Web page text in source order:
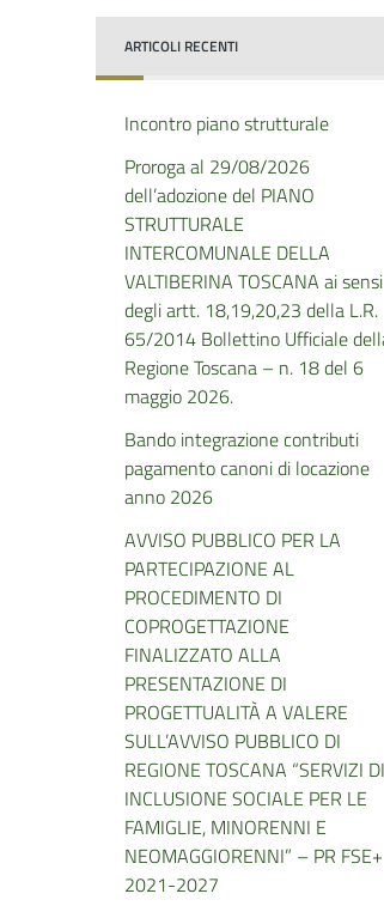
ARTICOLI RECENTI
Incontro piano strutturale
Proroga al 29/08/2026
dell’adozione del PIANO
STRUTTURALE
INTERCOMUNALE DELLA
VALTIBERINA TOSCANA ai sensi
degli artt. 18,19,20,23 della L.R.
65/2014 Bollettino Ufficiale
Regione Toscana – n. 18 del 6
maggio 2026.
Bando integrazione contributi
pagamento canoni di locazione
anno 2026
AVVISO PUBBLICO PER LA
PARTECIPAZIONE AL
PROCEDIMENTO DI
COPROGETTAZIONE
FINALIZZATO ALLA
PRESENTAZIONE DI
PROGETTUALITÀ A VALERE
SULL’AVVISO PUBBLICO DI
REGIONE TOSCANA “SERVIZI DI
INCLUSIONE SOCIALE PER LE
FAMIGLIE, MINORENNI E
NEOMAGGIORENNI” – PR FSE+
2021-2027